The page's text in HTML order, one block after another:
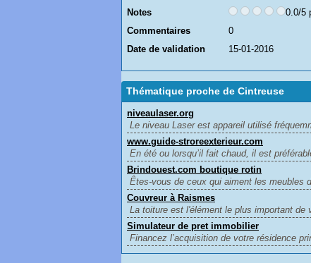
Notes
0.0/5
Commentaires
0
Date de validation
15-01-2016
Thématique proche de Cintreuse
niveaulaser.org
Le niveau Laser est appareil utilisé
www.guide-stroreexterieur.com
En été ou lorsqu’il fait chaud, il est
Brindouest.com boutique rotin
Êtes-vous de ceux qui aiment les meubles
Couvreur à Raismes
La toiture est l'élément le plus important de
Simulateur de pret immobilier
Financez l’acquisition de votre résidence